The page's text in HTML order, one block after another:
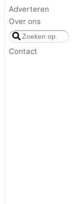
Adverteren
Over ons
Contact